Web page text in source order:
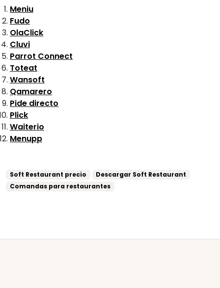
Meniu
Fudo
OlaClick
Cluvi
Parrot Connect
Toteat
Wansoft
Qamarero
Pide directo
Plick
Waiterio
Menupp
Soft Restaurant precio
Descargar Soft Restaurant
Comandas para restaurantes